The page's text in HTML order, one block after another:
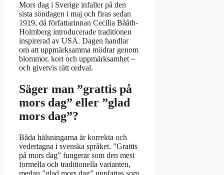
Mors dag i Sverige infaller på den
sista söndagen i maj och firas sedan
1919, då författarinnan Cecilia Bååth-
Holmberg introducerade traditionen
inspirerad av USA. Dagen handlar
om att uppmärksamma mödrar genom
blommor, kort och uppmärksamhet –
och givetvis rätt ordval.
Säger man ”grattis på
mors dag” eller ”glad
mors dag”?
Båda hälsningarna är korrekta och
vedertagna i svenska språket. ”Grattis
på mors dag” fungerar som den mest
formella och traditionella varianten,
medan ”glad mors dag” uppfattas som